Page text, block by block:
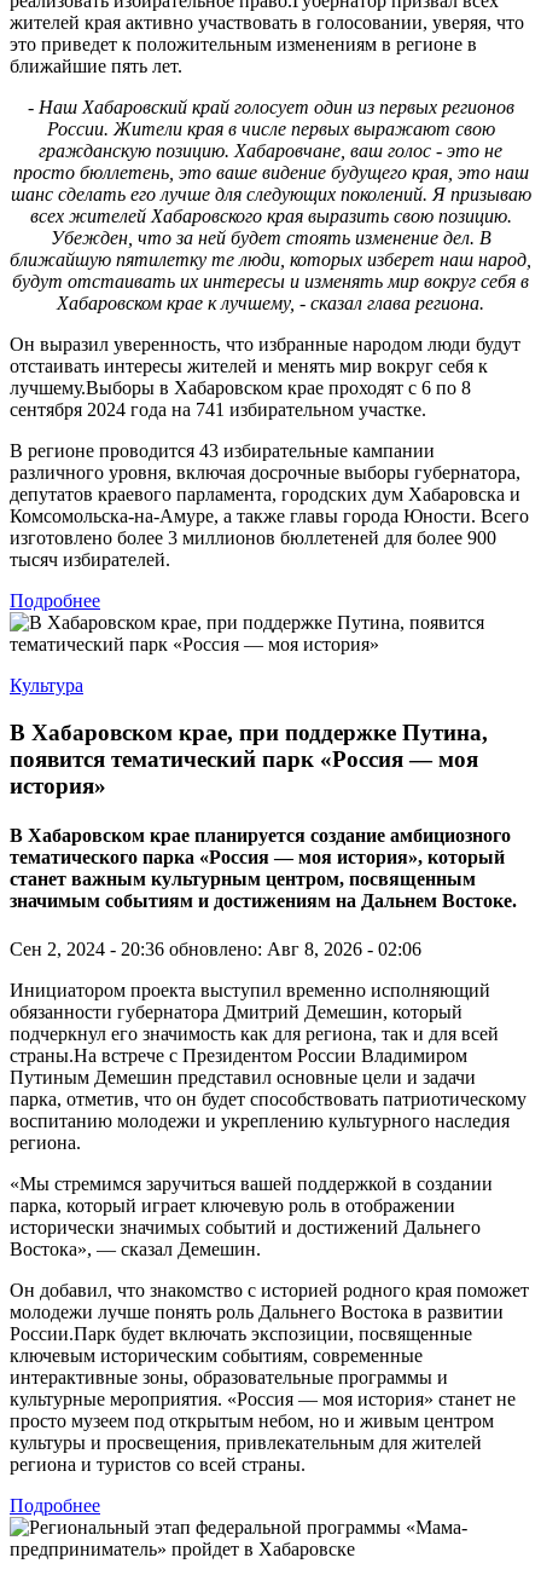
жителей края активно участвовать в голосовании, уверяя, что
это приведет к положительным изменениям в регионе в
ближайшие пять лет.
- Наш Хабаровский край голосует один из первых регионов
России. Жители края в числе первых выражают свою
гражданскую позицию. Хабаровчане, ваш голос - это не
просто бюллетень, это ваше видение будущего края, это наш
шанс сделать его лучше для следующих поколений. Я призываю
всех жителей Хабаровского края выразить свою позицию.
Убежден, что за ней будет стоять изменение дел. В
ближайшую пятилетку те люди, которых изберет наш народ,
будут отстаивать их интересы и изменять мир вокруг себя в
Хабаровском крае к лучшему, - сказал глава региона.
Он выразил уверенность, что избранные народом люди будут
отстаивать интересы жителей и менять мир вокруг себя к
лучшему.Выборы в Хабаровском крае проходят с 6 по 8
сентября 2024 года на 741 избирательном участке.
В регионе проводится 43 избирательные кампании
различного уровня, включая досрочные выборы губернатора,
депутатов краевого парламента, городских дум Хабаровска и
Комсомольска-на-Амуре, а также главы города Юности. Всего
изготовлено более 3 миллионов бюллетеней для более 900
тысяч избирателей.
Подробнее
Культура
В Хабаровском крае, при поддержке Путина,
появится тематический парк «Россия — моя
история»
В Хабаровском крае планируется создание амбициозного
тематического парка «Россия — моя история», который
станет важным культурным центром, посвященным
значимым событиям и достижениям на Дальнем Востоке.
Сен 2, 2024 - 20:36 обновлено: Авг 8, 2026 - 02:06
Инициатором проекта выступил временно исполняющий
обязанности губернатора Дмитрий Демешин, который
подчеркнул его значимость как для региона, так и для всей
страны.На встрече с Президентом России Владимиром
Путиным Демешин представил основные цели и задачи
парка, отметив, что он будет способствовать патриотическому
воспитанию молодежи и укреплению культурного наследия
региона.
«Мы стремимся заручиться вашей поддержкой в создании
парка, который играет ключевую роль в отображении
исторически значимых событий и достижений Дальнего
Востока», — сказал Демешин.
Он добавил, что знакомство с историей родного края поможет
молодежи лучше понять роль Дальнего Востока в развитии
России.Парк будет включать экспозиции, посвященные
ключевым историческим событиям, современные
интерактивные зоны, образовательные программы и
культурные мероприятия. «Россия — моя история» станет не
просто музеем под открытым небом, но и живым центром
культуры и просвещения, привлекательным для жителей
региона и туристов со всей страны.
Подробнее